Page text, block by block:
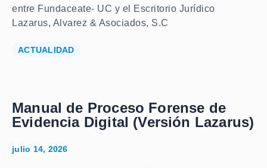
entre Fundaceate- UC y el Escritorio Jurídico
Lazarus, Alvarez & Asociados, S.C
ACTUALIDAD
Manual de Proceso Forense de
Evidencia Digital (Versión Lazarus)
julio 14, 2026